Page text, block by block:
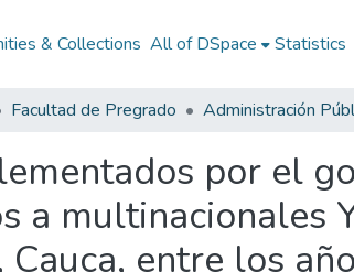
& Collections All of DSpace Statistics
Facultad de Pregrado
por el
a multinacionales
Cauca, entre los